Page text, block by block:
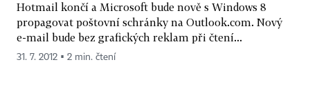
Hotmail končí a Microsoft bude nově s Windows 8
propagovat poštovní schránky na Outlook.com. Nový
e-mail bude bez grafických reklam při čtení...
31. 7. 2012 ▪ 2 min. čtení